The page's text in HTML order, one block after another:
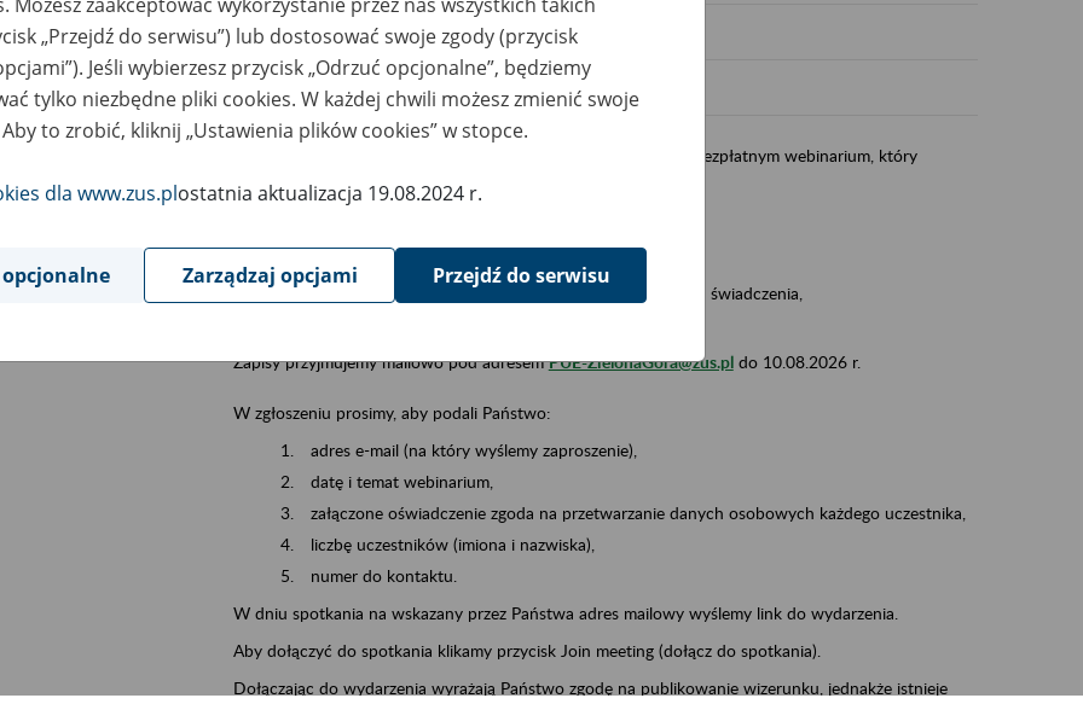
wydarzenia Szkolenia
area Emerytury i renty
description
zapraszamy Państwa do udziału w bezpłatnym webinarium, który
przeprowadzimy za pośrednictwem Cisco Webex Meeting.
podstawę prawną, cel, warunki i zasady ustalania wysokości świadczenia,
Zapisy przyjmujemy mailowo pod adresemPUE-ZielonaGora@zus.pldo 10.08.2026 r.
W zgłoszeniu prosimy, aby podali Państwo:
adres e-mail (na który wyślemy zaproszenie),
datę i temat webinarium,
załączone oświadczenie zgoda na przetwarzanie danych osobowych każdego uczestnika,
liczbę uczestników (imiona i nazwiska),
numer do kontaktu.
W dniu spotkania na wskazany przez Państwa adres mailowy wyślemy link do wydarzenia.
Aby dołączyć do spotkania klikamy przycisk Join meeting (dołącz do spotkania).
Dołączając do wydarzenia wyrażają Państwo zgodę na publikowanie wizerunku, jednakże istnieje
„Przejdź do serwisu”) lub dostosować swoje zgody (przycisk
Jeśli wybierzesz przycisk „Odrzuć opcjonalne”, będziemy
tylko niezbędne pliki cookies. W każdej chwili możesz zmienić swoje
to zrobić, kliknij „Ustawienia plików cookies” w stopce.
dla www.zus.plostatnia aktualizacja 19.08.2024 r.
Zarządzaj opcjami Przejdź do serwisu